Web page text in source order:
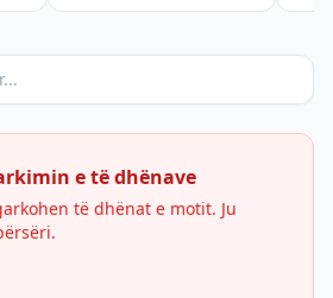
e të dhënave
të dhënat e motit. Ju